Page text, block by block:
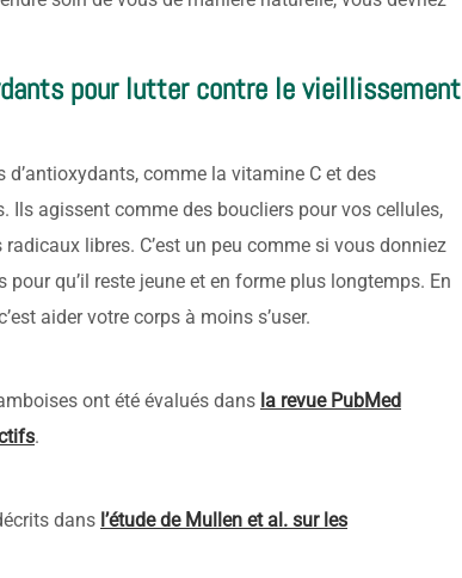
pour lutter contre le vieillissement
d’antioxydants, comme la vitamine C et des
Ils agissent comme des boucliers pour vos cellules,
libres. C’est un peu comme si vous donniez
pour qu’il reste jeune et en forme plus longtemps. En
aider votre corps à moins s’user.
ont été évalués dans la revue PubMed
.
dans l’étude de Mullen et al. sur les